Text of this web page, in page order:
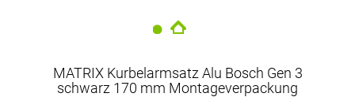
MATRIX Kurbelarmsatz Alu Bosch Gen 3
schwarz 170 mm Montageverpackung